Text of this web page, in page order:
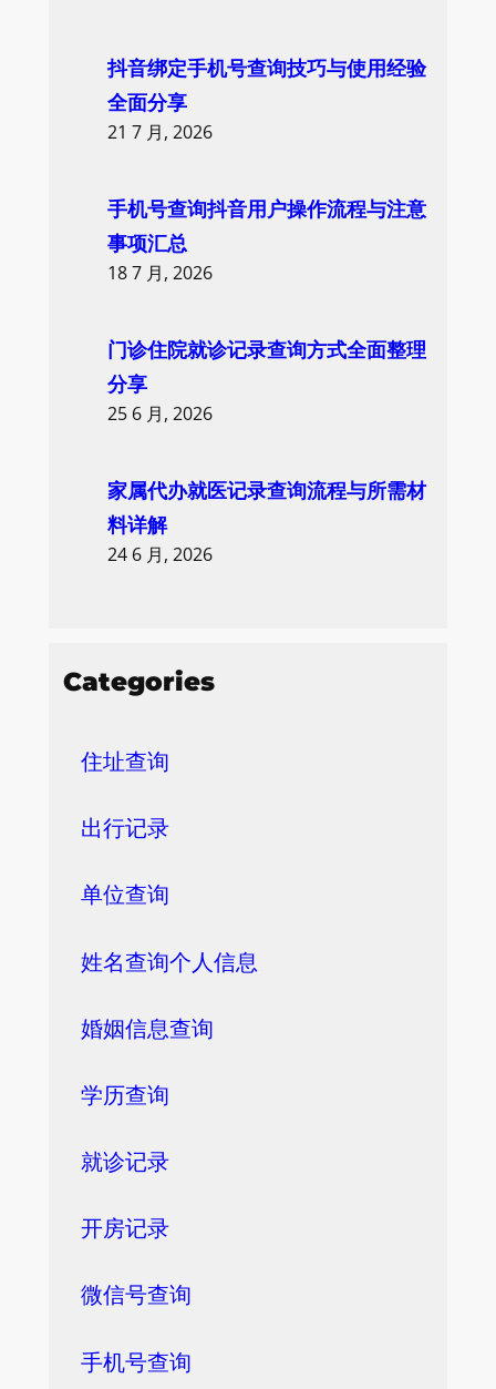
抖音绑定手机号查询技巧与使用经验
全面分享
21 7 月, 2026
手机号查询抖音用户操作流程与注意
事项汇总
18 7 月, 2026
门诊住院就诊记录查询方式全面整理
分享
25 6 月, 2026
家属代办就医记录查询流程与所需材
料详解
24 6 月, 2026
Categories
住址查询
出行记录
单位查询
姓名查询个人信息
婚姻信息查询
学历查询
就诊记录
开房记录
微信号查询
手机号查询